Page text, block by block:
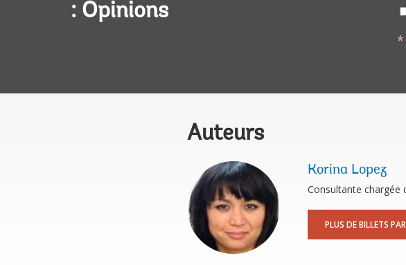
: Opinions
Auteurs
Korina Lopez
Consultante chargée
PLUS DE BILLETS